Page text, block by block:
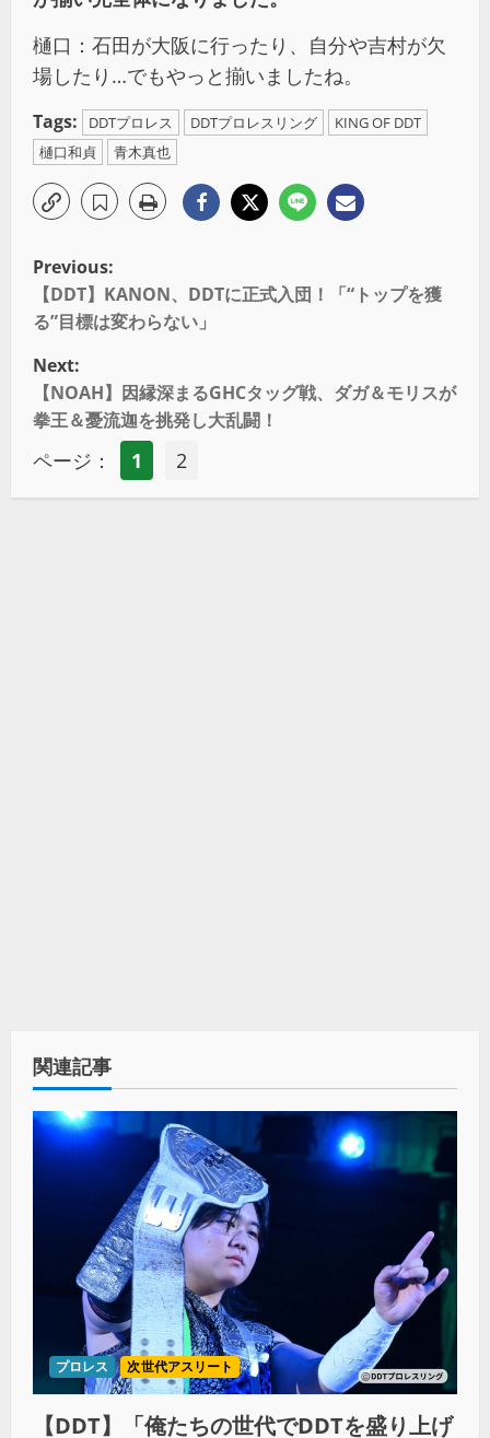
樋口：石田が大阪に行ったり、自分や吉村が欠
場したり…でもやっと揃いましたね。
Tags: DDTプロレス DDTプロレスリング
KING OF DDT
樋口和貞
青木真也
Previous:
【DDT】KANON、DDTに正式入団！「“トップを獲
る”目標は変わらない」
Next:
【NOAH】因縁深まるGHCタッグ戦、ダガ＆モリスが
拳王＆憂流迦を挑発し大乱闘！
ページ： 1 2
関連記事
プロレス 次世代アスリート
【DDT】「俺たちの世代でDDTを盛り上げ